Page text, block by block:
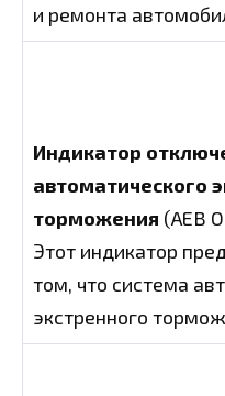
и ремонта
Индикатор
автоматического
торможения (AEB
Этот индикатор
том, что система
экстренного